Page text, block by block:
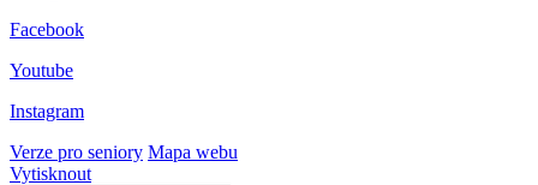
Facebook
Youtube
Instagram
Verze pro seniory Mapa webu
Vytisknout